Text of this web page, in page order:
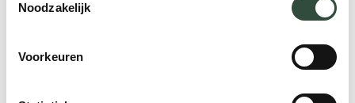
Noodzakelijk
Voorkeuren